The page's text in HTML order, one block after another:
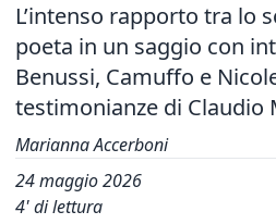
L’intenso rapporto tra lo
poeta in un saggio con
Benussi, Camuffo e
testimonianze di Claudio
Marianna Accerboni
24 maggio 2026
4' di lettura